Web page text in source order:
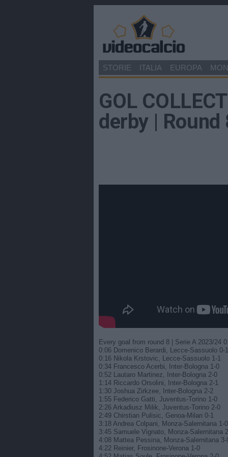
STORIE ITALIA EUROPA
GOL
derby | Round
Every goal from round 8 | Serie A 2023/24
0:06 Domenico Berardi, Lecce-Sassuolo 0-1
0:16 Nikola Krstovic, Lecce-Sassuolo 1-1
0:34 Francesco Acerbi, Inter-Bologna 1-0
0:52 Lautaro Martinez, Inter-Bologna 2-0
1:14 Riccardo Orsolini, Inter-Bologna 2-1
1:30 Joshua Zirkzee, Inter-Bologna 2-2
1:55 Federico Gatti, Juventus-Torino 1-0
2:26 Arkadiusz Milik, Juventus-Torino 2-0
2:49 Chirstian Pulisic, Genoa-Milan 0-1
3:18 Andrea Colpani, Monza-Salernitana 1-0
3:45 Samuele Vignato, Monza-Salernitana
4:08 Mattea Pessina, Monza-Salernitana 3-
4:22 Reinier, Frosinone-Verona 1-0